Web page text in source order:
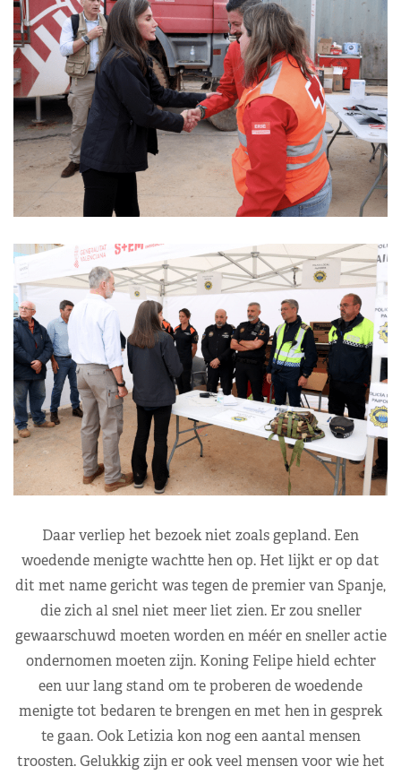
Daar verliep het bezoek niet zoals gepland. Een
woedende menigte wachtte hen op. Het lijkt er op dat
dit met name gericht was tegen de premier van Spanje,
die zich al snel niet meer liet zien. Er zou sneller
gewaarschuwd moeten worden en méér en sneller actie
ondernomen moeten zijn. Koning Felipe hield echter
een uur lang stand om te proberen de woedende
menigte tot bedaren te brengen en met hen in gesprek
te gaan. Ook Letizia kon nog een aantal mensen
troosten. Gelukkig zijn er ook veel mensen voor wie het